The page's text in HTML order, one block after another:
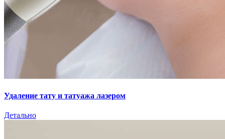
Удаление тату и татуажа лазером
Детально